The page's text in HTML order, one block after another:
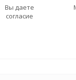
Вы даете
согласие